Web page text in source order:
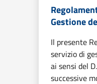
Gestione
Il presente
servizio di
ai sensi del
successive